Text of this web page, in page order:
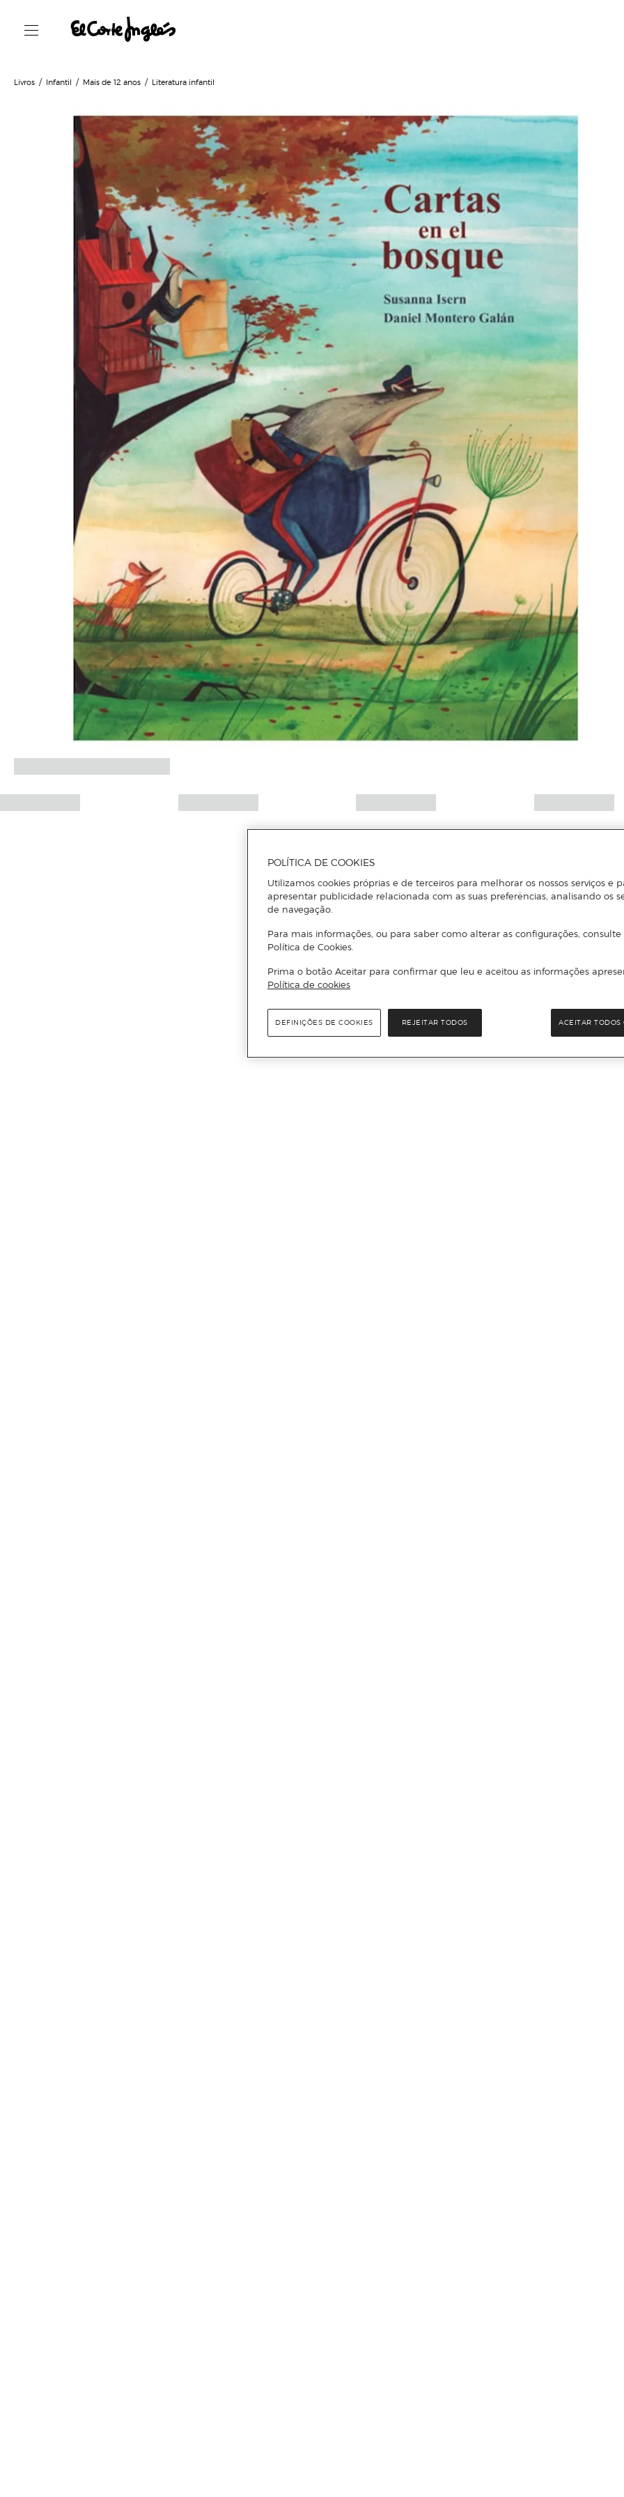
Livros Infantil Mais de 12 anos Literatura infantil
POLÍTICA DE COOKIES
Utilizamos cookies próprias e de terceiros para melhorar os nossos serviços e
apresentar publicidade relacionada com as suas preferências, analisando os
de navegação.
Para mais informações, ou para saber como alterar as configurações, consulte
Política de Cookies.
Prima o botão Aceitar para confirmar que leu e aceitou as informações
Política de cookies
REJEITAR TODOS ACEITAR TODOS
DEFINIÇÕES DE COOKIES